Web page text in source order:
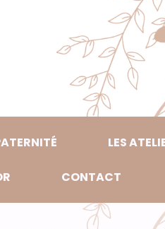
LES
CONTACT